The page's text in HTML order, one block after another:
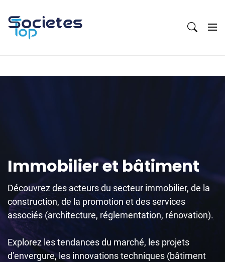
content
Immobilier et bâtiment
Découvrez des acteurs du secteur immobilier, de la
construction, de la promotion et des services
associés (architecture, réglementation, rénovation).
Explorez les tendances du marché, les projets
d’envergure, les innovations techniques (bâtiment